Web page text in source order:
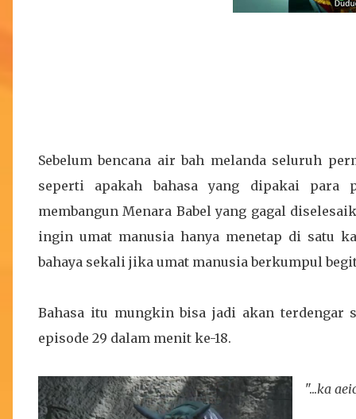
Sebelum bencana air bah melanda seluruh
seperti apakah bahasa yang dipakai para
membangun Menara Babel yang gagal
ingin umat manusia hanya menetap di satu
bahaya sekali jika umat manusia berkumpul
Bahasa itu mungkin bisa jadi akan terdengar
episode 29 dalam menit ke-18.
"...ka